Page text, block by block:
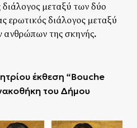
μεταξύ των δύο
ερωτικός διάλογος μεταξύ
ανθρώπων της σκηνής.
έκθεση “Bouche
του Δήμου